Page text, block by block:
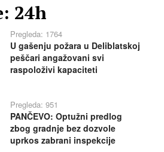
24h
Pregleda: 1764
U gašenju požara u Deliblatskoj
peščari angažovani svi
raspoloživi kapaciteti
Pregleda: 951
PANČEVO: Optužni predlog
zbog gradnje bez dozvole
uprkos zabrani inspekcije